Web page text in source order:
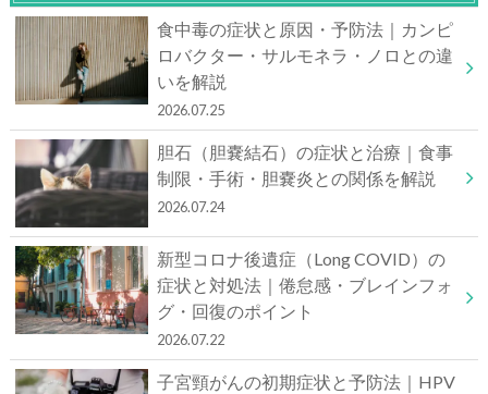
食中毒の症状と原因・予防法｜カンピ
ロバクター・サルモネラ・ノロとの違
いを解説
2026.07.25
胆石（胆嚢結石）の症状と治療｜食事
制限・手術・胆嚢炎との関係を解説
2026.07.24
新型コロナ後遺症（Long COVID）の
症状と対処法｜倦怠感・ブレインフォ
グ・回復のポイント
2026.07.22
子宮頸がんの初期症状と予防法｜HPV